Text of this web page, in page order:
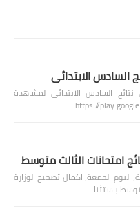
السادس الابتدائي
نتائج السادس الابتدائي لمشاهدة
امتحانات الثالث متوسط
الجمعة، اكمال تصحيح الوزارة
باستثنا…